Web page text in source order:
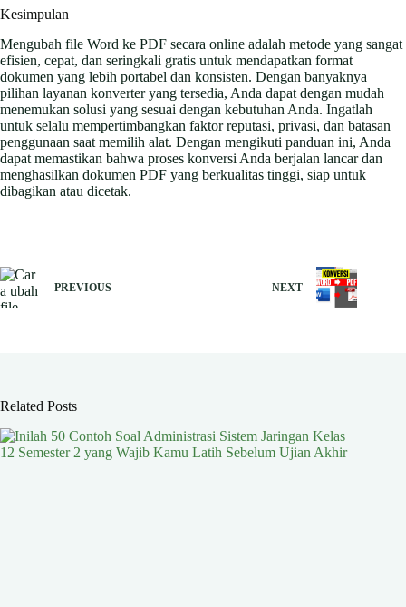
Kesimpulan
Mengubah file Word ke PDF secara online adalah metode yang sangat
efisien, cepat, dan seringkali gratis untuk mendapatkan format
dokumen yang lebih portabel dan konsisten. Dengan banyaknya
pilihan layanan konverter yang tersedia, Anda dapat dengan mudah
menemukan solusi yang sesuai dengan kebutuhan Anda. Ingatlah
untuk selalu mempertimbangkan faktor reputasi, privasi, dan batasan
penggunaan saat memilih alat. Dengan mengikuti panduan ini, Anda
dapat memastikan bahwa proses konversi Anda berjalan lancar dan
menghasilkan dokumen PDF yang berkualitas tinggi, siap untuk
dibagikan atau dicetak.
PREVIOUS NEXT
Related Posts